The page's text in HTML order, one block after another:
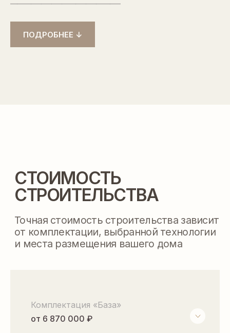
ПОДРОБНЕЕ ↓
СТРОИТЕЛЬСТВА
от комплектации, выбранной технологии
Комплектация «База»
от 6 870 000 ₽
РАССЧИТАТЬ ТОЧНУЮ СТОИМОСТЬ